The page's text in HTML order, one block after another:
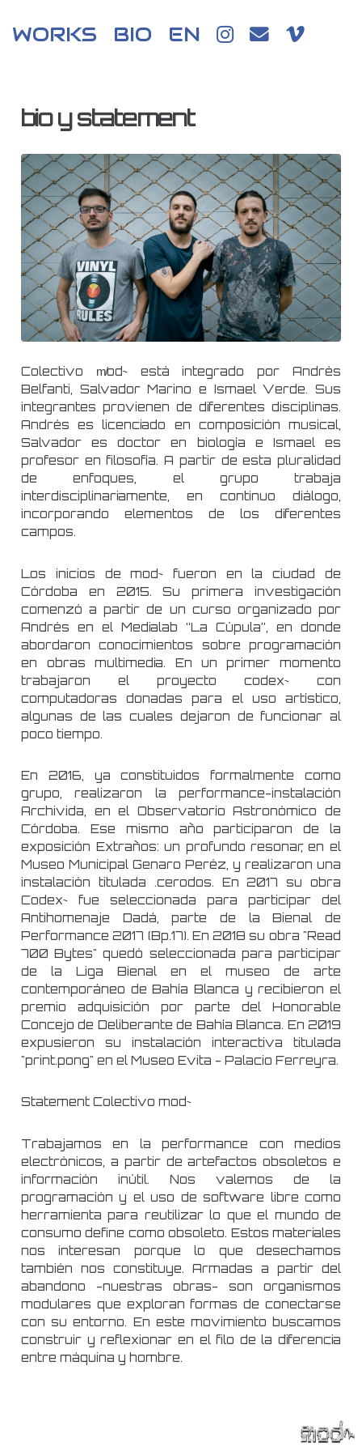
WORKS BIO EN
bio y statement
Colectivo m̸od~ está integrado por Andrés
Belfanti, Salvador Marino e Ismael Verde. Sus
integrantes provienen de diferentes disciplinas.
Andrés es licenciado en composición musical,
Salvador es doctor en biología e Ismael es
profesor en filosofía. A partir de esta pluralidad
de enfoques, el grupo trabaja
interdisciplinariamente, en continuo diálogo,
incorporando elementos de los diferentes
campos.
Los inicios de mod~ fueron en la ciudad de
Córdoba en 2015. Su primera investigación
comenzó a partir de un curso organizado por
Andrés en el Medialab “La Cúpula”, en donde
abordaron conocimientos sobre programación
en obras multimedia. En un primer momento
trabajaron el proyecto codex~ con
computadoras donadas para el uso artístico,
algunas de las cuales dejaron de funcionar al
poco tiempo.
En 2016, ya constituidos formalmente como
grupo, realizaron la performance-instalación
Archivida, en el Observatorio Astronómico de
Córdoba. Ese mismo año participaron de la
exposición Extraños: un profundo resonar, en el
Museo Municipal Genaro Peréz, y realizaron una
instalación titulada .cerodos. En 2017 su obra
Codex~ fue seleccionada para participar del
Antihomenaje Dadá, parte de la Bienal de
Performance 2017 (Bp.17). En 2018 su obra "Read
700 Bytes" quedó seleccionada para participar
de la Liga Bienal en el museo de arte
contemporáneo de Bahía Blanca y recibieron el
premio adquisición por parte del Honorable
Concejo de Deliberante de Bahía Blanca. En 2019
expusieron su instalación interactiva titulada
"print.pong" en el Museo Evita - Palacio Ferreyra.
Statement Colectivo mod~
Trabajamos en la performance con medios
electrónicos, a partir de artefactos obsoletos e
información inútil. Nos valemos de la
programación y el uso de software libre como
herramienta para reutilizar lo que el mundo de
consumo define como obsoleto. Estos materiales
nos interesan porque lo que desechamos
también nos constituye. Armadas a partir del
abandono -nuestras obras- son organismos
modulares que exploran formas de conectarse
con su entorno. En este movimiento buscamos
construir y reflexionar en el filo de la diferencia
entre máquina y hombre.